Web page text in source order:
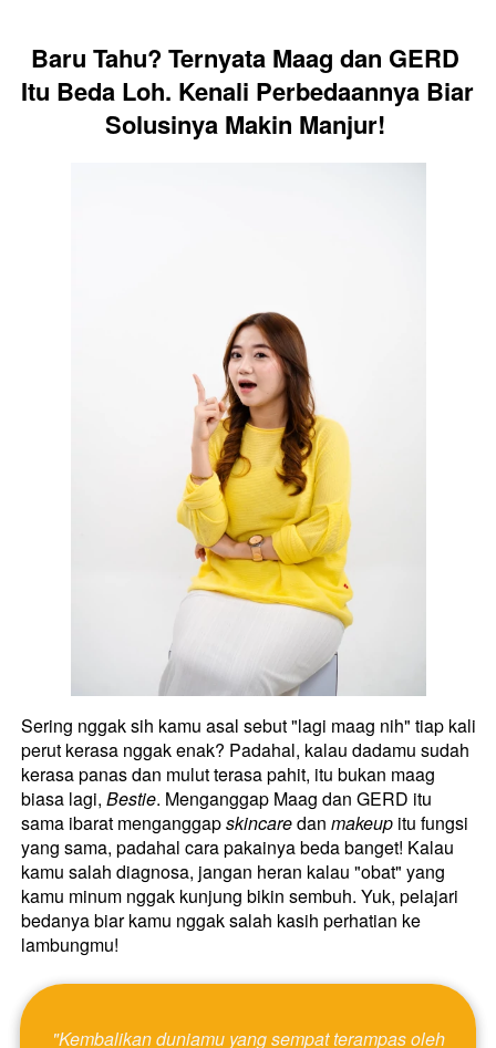
Baru Tahu? Ternyata Maag dan GERD
Itu Beda Loh. Kenali Perbedaannya Biar
Solusinya Makin Manjur!
Sering nggak sih kamu asal sebut "lagi maag nih" tiap kali
perut kerasa nggak enak? Padahal, kalau dadamu sudah
kerasa panas dan mulut terasa pahit, itu bukan maag
biasa lagi, Bestie. Menganggap Maag dan GERD itu
sama ibarat menganggap skincare dan makeup itu fungsi
yang sama, padahal cara pakainya beda banget! Kalau
kamu salah diagnosa, jangan heran kalau "obat" yang
kamu minum nggak kunjung bikin sembuh. Yuk, pelajari
bedanya biar kamu nggak salah kasih perhatian ke
lambungmu!